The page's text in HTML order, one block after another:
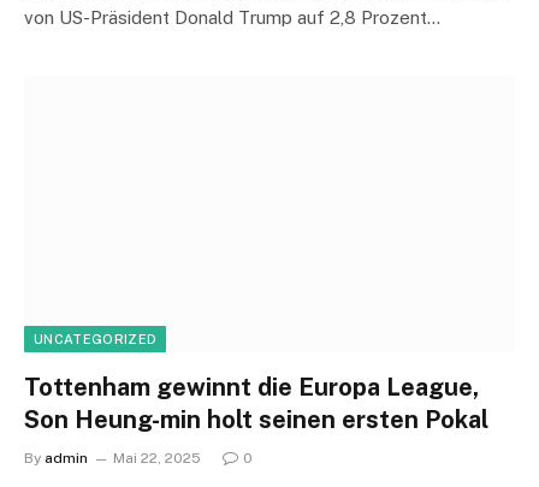
von US-Präsident Donald Trump auf 2,8 Prozent…
UNCATEGORIZED
Tottenham gewinnt die Europa League,
Son Heung-min holt seinen ersten Pokal
By admin Mai 22, 2025 0